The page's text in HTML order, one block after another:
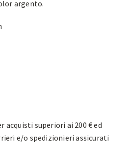
argento.
acquisti superiori ai 200 € ed
e/o spedizionieri assicurati